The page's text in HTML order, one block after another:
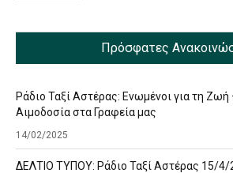
Πρόσφατες
Ράδιο Ταξί Αστέρας: Ενωμένοι για τη Ζωή
Αιμοδοσία στα Γραφεία μας
14/02/2025
ΔΕΛΤΙΟ ΤΥΠΟΥ: Ράδιο Ταξί Αστέρας 15/4/